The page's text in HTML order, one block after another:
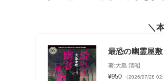
最恐の幽霊屋
著:大島 清昭
¥950 （2026/07/28